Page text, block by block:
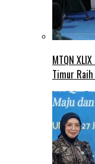
MTQN
Timur